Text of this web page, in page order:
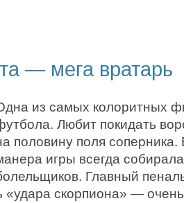
— мега вратарь
из самых колоритных
Любит покидать
половину поля
игры всегда
Главный
«удара скорпиона» —